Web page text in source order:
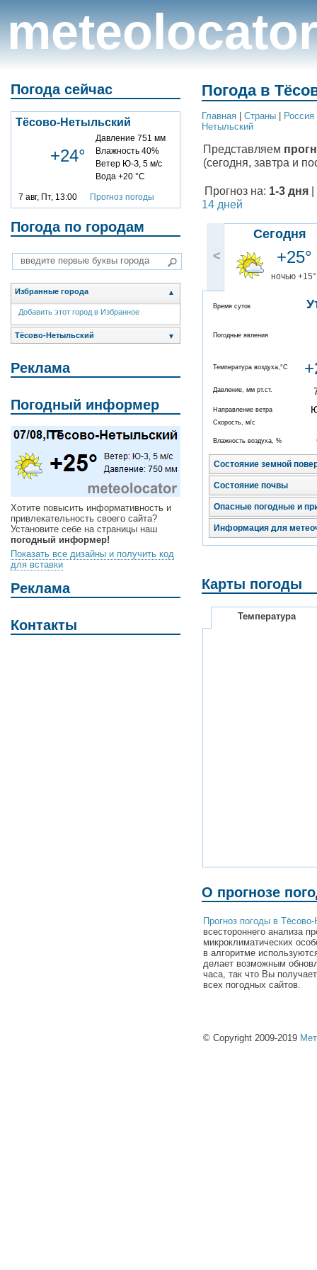
meteolocator
Погода сейчас
Тёсово-Нетыльский
+24°
Давление 751 мм
Влажность 40%
Ветер Ю-З, 5 м/с
Вода +20 °C
7 авг, Пт, 13:00 Прогноз погоды
Погода по городам
Избранные города ▲
Добавить этот город в Избранное
Тёсово-Нетыльский ▼
Реклама
Погодный информер
Хотите повысить информативность и
привлекательность своего сайта?
Установите себе на страницы наш
погодный информер!
Показать все дизайны и получить код
для вставки
Реклама
Контакты
Погода в
Главная Cтраны Россия
Нетыльский
Представляем
(сегодня, завтра и
Прогноз на: 1-3 дня
14 дней
<
Сегодня
+25°
ночью +15°
Время суток
Погодные явления
Температура воздуха,°C
Давление, мм рт.ст.
Направление ветра
Скорость, м/с
Влажность воздуха, %
Состояние земной
Состояние почвы
Опасные погодные и
Информация для
Карты погоды
Температура
О прогнозе
Прогноз погоды в
всестороннего анализа
микроклиматических
в алгоритме
делает возможным
часа, так что Вы
всех погодных сайтов.
© Copyright 2009-2019